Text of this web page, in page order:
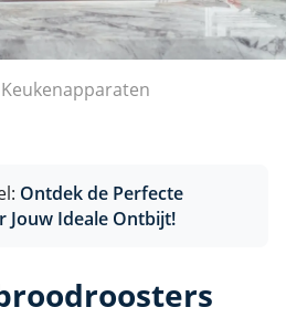
Keukenapparaten
Ontdek de Perfecte
Ideale Ontbijt!